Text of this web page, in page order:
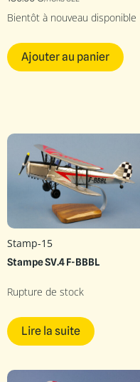
Bientôt à nouveau disponible
Ajouter au panier
Stamp-15
Stampe SV.4 F-BBBL
Rupture de stock
Lire la suite